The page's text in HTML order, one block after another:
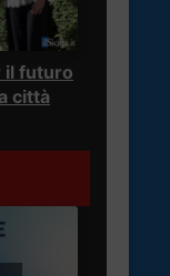
il futuro
città